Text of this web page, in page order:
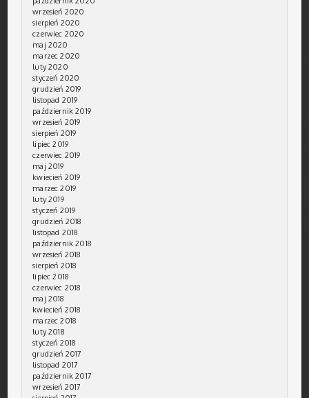
wrzesień 2020
sierpień 2020
czerwiec 2020
maj 2020
marzec 2020
luty 2020
styczeń 2020
grudzień 2019
listopad 2019
październik 2019
wrzesień 2019
sierpień 2019
lipiec 2019
czerwiec 2019
maj 2019
kwiecień 2019
marzec 2019
luty 2019
styczeń 2019
grudzień 2018
listopad 2018
październik 2018
wrzesień 2018
sierpień 2018
lipiec 2018
czerwiec 2018
maj 2018
kwiecień 2018
marzec 2018
luty 2018
styczeń 2018
grudzień 2017
listopad 2017
październik 2017
wrzesień 2017